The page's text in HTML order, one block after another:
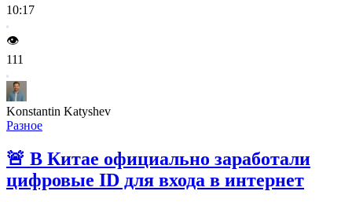
10:17
👁️
111
Konstantin Katyshev
Разное
🚨 В Китае официально заработали
цифровые ID для входа в интернет